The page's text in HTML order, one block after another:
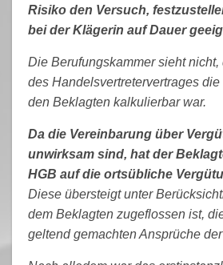
Risiko den Versuch,
bei der Klägerin auf Dauer
Die Berufungskammer sieht
des Handelsvertretervertrages
den Beklagten kalkulierbar war.
Da die Vereinbarung über
unwirksam sind, hat der
HGB auf die ortsübliche
Diese übersteigt unter
dem Beklagten zugeflossen ist,
geltend gemachten Ansprüche